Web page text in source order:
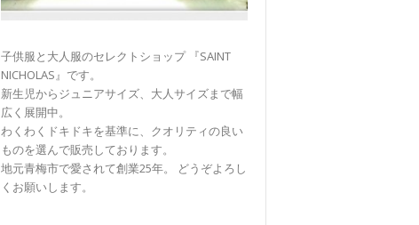
子供服と大人服のセレクトショップ 『SAINT
NICHOLAS』です。
新生児からジュニアサイズ、大人サイズまで幅
広く展開中。
わくわくドキドキを基準に、クオリティの良い
ものを選んで販売しております。
地元青梅市で愛されて創業25年。 どうぞよろし
くお願いします。